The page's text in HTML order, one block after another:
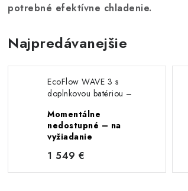
potrebné efektívne chladenie.
Najpredávanejšie
EcoFlow WAVE 3 s
doplnkovou batériou –
kúrenie
Momentálne
nedostupné – na
vyžiadanie
1 549 €